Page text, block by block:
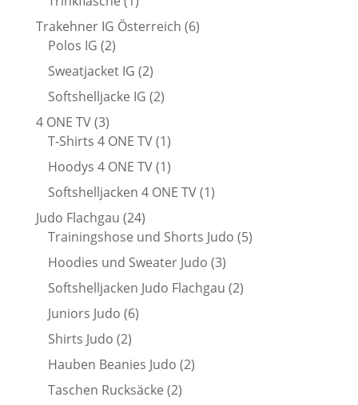
Produkt
Trakehner IG Österreich 66
Polos IG 22
Produkte
Sweatjacket IG 22
Produkte
Softshelljacke IG 22
4 ONE TV 33
Produkte
T-Shirts 4 ONE TV 11
Produkt
Hoodys 4 ONE TV 11
Produkt
Softshelljacken 4 ONE TV 11
Judo Flachgau 2424
Produkte
Trainingshose und Shorts Judo 55
Hoodies und Sweater Judo 33
Produkte
Softshelljacken Judo Flachgau 22
Juniors Judo 66
Shirts Judo 22
Produkte
Hauben Beanies Judo 22
Taschen Rucksäcke 22